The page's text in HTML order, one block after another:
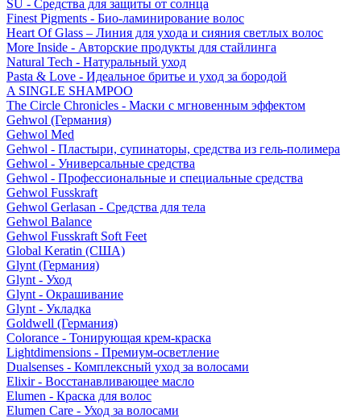
SU - Средства для защиты от солнца
Finest Pigments - Био-ламинирование волос
Heart Of Glass – Линия для ухода и сияния светлых волос
More Inside - Авторские продукты для стайлинга
Natural Tech - Натуральный уход
Pasta & Love - Идеальное бритье и уход за бородой
A SINGLE SHAMPOO
The Circle Chronicles - Маски с мгновенным эффектом
Gehwol (Германия)
Gehwol Med
Gehwol - Пластыри, супинаторы, средства из гель-полимера
Gehwol - Универсальные средства
Gehwol - Профессиональные и специальные средства
Gehwol Fusskraft
Gehwol Gerlasan - Средства для тела
Gehwol Balance
Gehwol Fusskraft Soft Feet
Global Keratin (США)
Glynt (Германия)
Glynt - Уход
Glynt - Окрашивание
Glynt - Укладка
Goldwell (Германия)
Colorance - Тонирующая крем-краска
Lightdimensions - Премиум-осветление
Dualsenses - Комплексный уход за волосами
Elixir - Восстанавливающее масло
Elumen - Краска для волос
Elumen Care - Уход за волосами